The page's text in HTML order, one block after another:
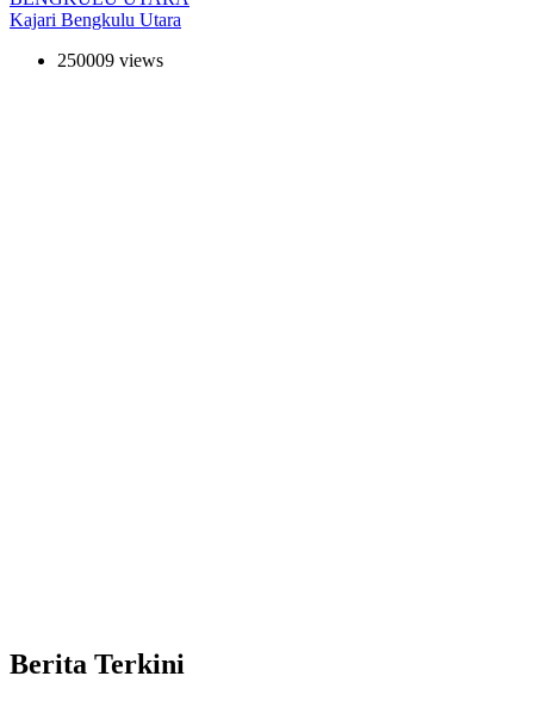
Kajari Bengkulu Utara
250009 views
Berita Terkini